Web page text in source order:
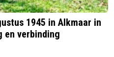
1945 in Alkmaar in
en verbinding